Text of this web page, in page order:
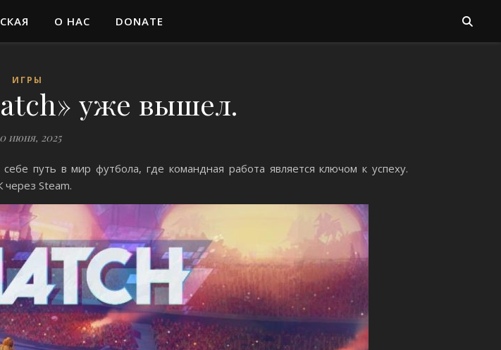
О НАС DONATE
ИГРЫ
уже вышел.
июня, 2025
путь в мир футбола, где командная работа является ключом к успеху.
Steam.